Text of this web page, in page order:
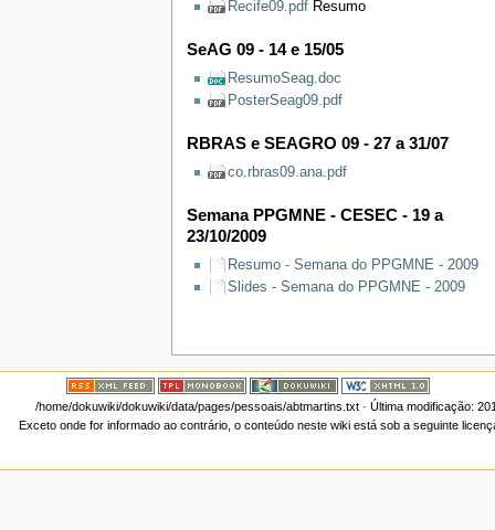
Recife09.pdfResumo
SeAG 09 - 14 e 15/05
ResumoSeag.doc
PosterSeag09.pdf
RBRAS e SEAGRO 09 - 27 a 31/07
co.rbras09.ana.pdf
Semana PPGMNE - CESEC - 19 a
23/10/2009
Resumo - Semana do PPGMNE - 2009
Slides - Semana do PPGMNE - 2009
/home/dokuwiki/dokuwiki/data/pages/pessoais/abtmartins.txt· Última modificação:
Exceto onde for informado ao contrário, o conteúdo neste wiki está sob a seguinte